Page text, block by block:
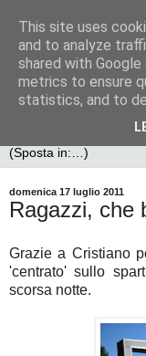
domenica 17 luglio 2011
Ragazzi, che
Grazie a Cristiano
'centrato' sullo
scorsa notte.
This site uses
and to analyze
shared with
metrics to ensure
statistics, and to